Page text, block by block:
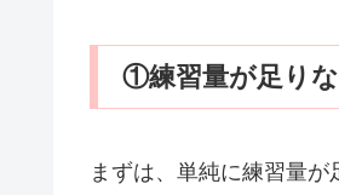
①練習量が足り
まずは、単純に練習量が